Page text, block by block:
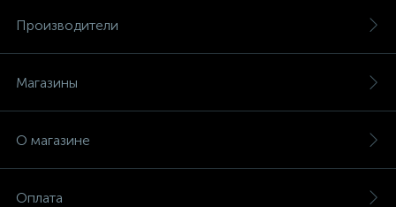
Производители
Магазины
О магазине
Оплата